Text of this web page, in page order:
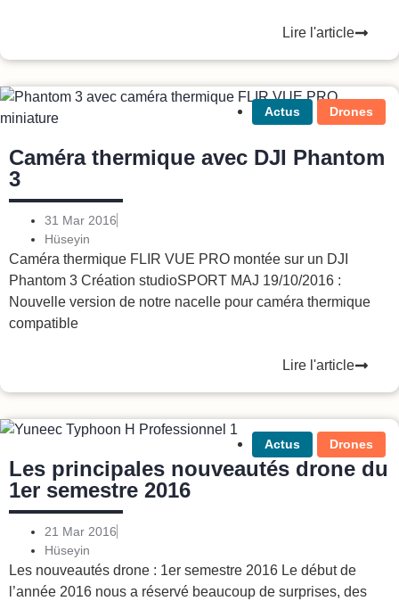
Lire l'article
Actus Drones
Caméra thermique avec DJI Phantom
3
31 Mar 2016
Hüseyin
Caméra thermique FLIR VUE PRO montée sur un DJI
Phantom 3 Création studioSPORT MAJ 19/10/2016 :
Nouvelle version de notre nacelle pour caméra thermique
compatible
Lire l'article
Actus Drones
Les principales nouveautés drone du
1er semestre 2016
21 Mar 2016
Hüseyin
Les nouveautés drone : 1er semestre 2016 Le début de
l’année 2016 nous a réservé beaucoup de surprises, des